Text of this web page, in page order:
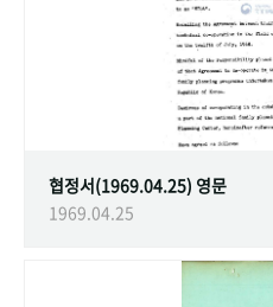
협정서(1969.04.25) 영문
1969.04.25